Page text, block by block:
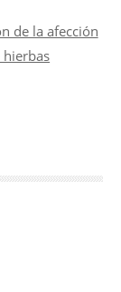
de la afección
hierbas